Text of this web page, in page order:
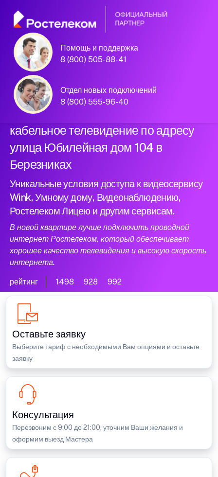
Помощь и поддержка
8 (800) 505-88-41
Отдел новых подключений
8 (800) 555-96-40
Официальный
партнер Ростелеком
Подключили новый интернет и
кабельное телевидение по адресу
улица Юбилейная дом 104 в
Березниках
Уникальные условия доступа к видеосервису
Wink, Умному дому, Видеонаблюдению,
Ростелеком Лицею и другим сервисам.
В новой квартире лучше подключить проводной
интернет Ростелеком, который обеспечивает
хорошее качество телевидения и высокую скорость
интернета.
рейтинг 1498 928 992
Оставьте заявку
Выберите тариф с необходимыми Вам опциями и оставьте
заявку
Консультация
Перезвоним с 9:00 до 21:00, уточним Ваши желания и
оформим выезд Мастера